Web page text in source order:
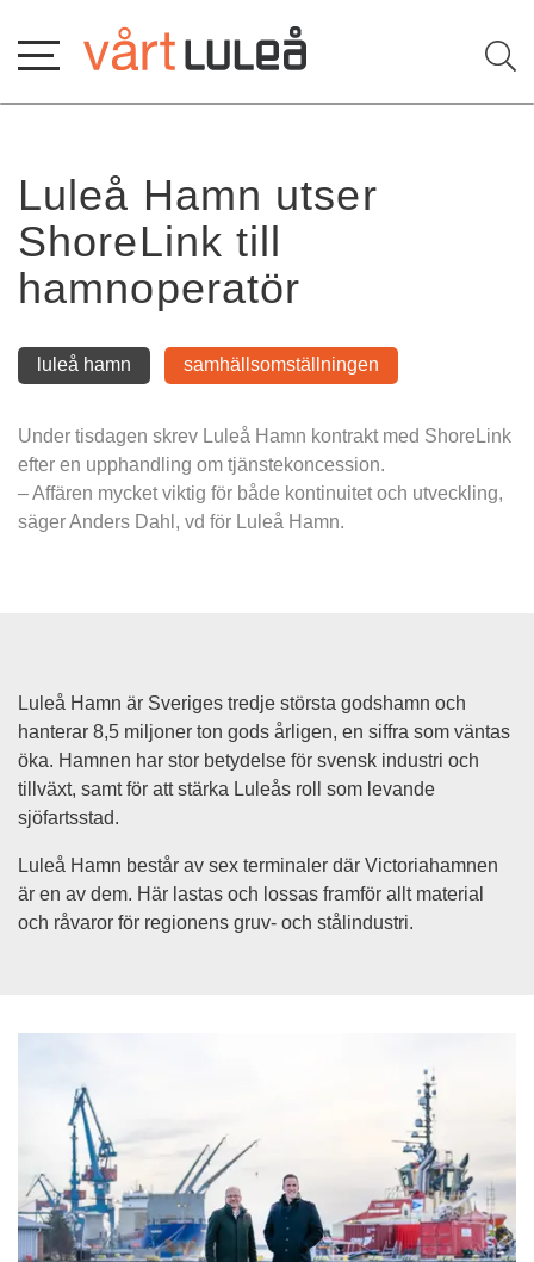
innehåll
Luleå Hamn utser
ShoreLink till
hamnoperatör
luleå hamn samhällsomställningen
Under tisdagen skrev Luleå Hamn kontrakt med ShoreLink
efter en upphandling om tjänstekoncession.
– Affären mycket viktig för både kontinuitet och utveckling,
säger Anders Dahl, vd för Luleå Hamn.
Luleå Hamn är Sveriges tredje största godshamn och
hanterar 8,5 miljoner ton gods årligen, en siffra som väntas
öka. Hamnen har stor betydelse för svensk industri och
tillväxt, samt för att stärka Luleås roll som levande
sjöfartsstad.
Luleå Hamn består av sex terminaler där Victoriahamnen
är en av dem. Här lastas och lossas framför allt material
och råvaror för regionens gruv- och stålindustri.